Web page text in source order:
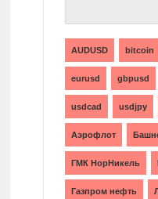
AUDUSD bitcoin
eurusd gbpusd
usdcad usdjpy
Аэрофлот
ГМК НорНикель
Газпром нефть